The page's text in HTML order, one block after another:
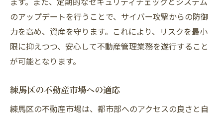
のアップデートを行うことで、サイバー攻撃からの防御
力を高め、資産を守ります。これにより、リスクを最小
限に抑えつつ、安心して不動産管理業務を遂行すること
が可能となります。
練馬区の不動産市場への適応
練馬区の不動産市場は、都市部へのアクセスの良さと自